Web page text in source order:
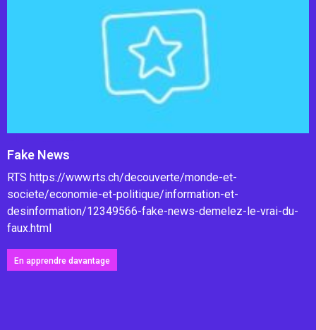
Fake News
RTS https://www.rts.ch/decouverte/monde-et-
societe/economie-et-politique/information-et-
desinformation/12349566-fake-news-demelez-le-vrai-du-
faux.html
En apprendre davantage